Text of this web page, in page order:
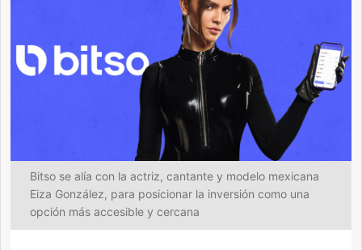
Bitso se alía con la actriz, cantante y modelo mexicana
Eiza González, para posicionar la inversión como una
opción más accesible y cercana